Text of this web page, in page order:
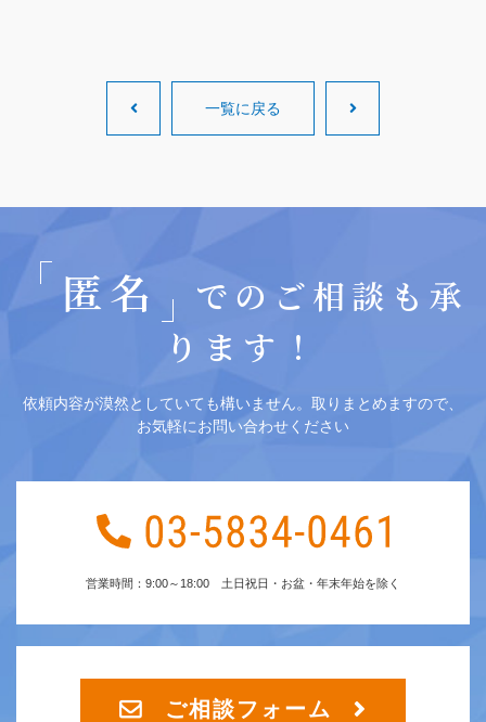
一覧に戻る
匿名
でのご相談も承
ります！
依頼内容が漠然としていても構いません。取りまとめますので、
お気軽にお問い合わせください
営業時間：9:00～18:00 土日祝日・お盆・年末年始を除く
ご相談フォーム